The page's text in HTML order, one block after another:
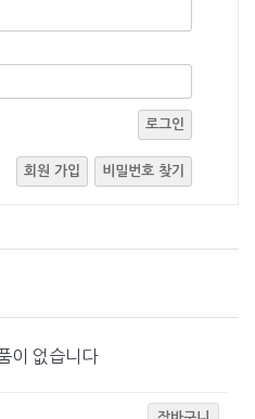
로그인
회원 가입 비밀번호 찾기
이 없습니다